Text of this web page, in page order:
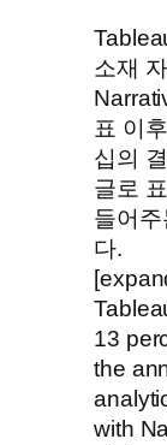
소재
표 이
십의
글로
들어
다.
13
the
with